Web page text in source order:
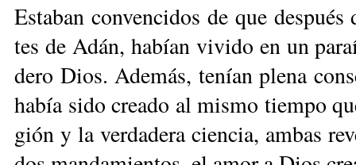
Es­ta­ban con­ven­ci­dos de que
tes de Adán, ha­bían vi­vi­do en un
de­ro Dios. Ade­más, te­nían ple­na
ha­bía si­do crea­do al mis­mo tiem­po
gión y la ver­da­de­ra cien­cia, am­bas